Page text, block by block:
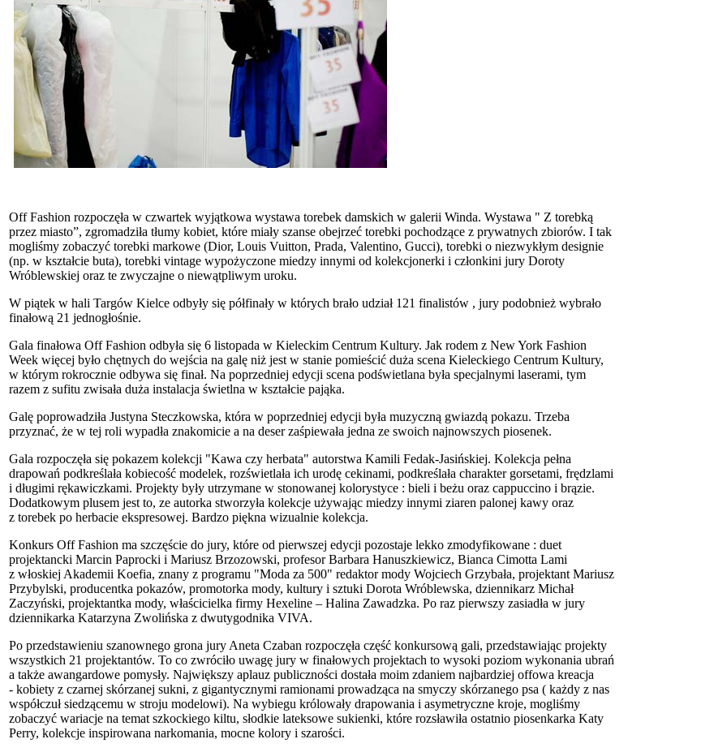
Off Fashion rozpoczęła w czwartek wyjątkowa wystawa torebek damskich w galerii Winda. Wystawa " Z torebką
przez miasto”, zgromadziła tłumy kobiet, które miały szanse obejrzeć torebki pochodzące z prywatnych zbiorów. I tak
mogliśmy zobaczyć torebki markowe (Dior, Louis Vuitton, Prada, Valentino, Gucci), torebki o niezwykłym designie
(np. w kształcie buta), torebki vintage wypożyczone miedzy innymi od kolekcjonerki i członkini jury Doroty
Wróblewskiej oraz te zwyczajne o niewątpliwym uroku.
W piątek w hali Targów Kielce odbyły się półfinały w których brało udział 121 finalistów , jury podobnież wybrało
finałową 21 jednogłośnie.
Gala finałowa Off Fashion odbyła się 6 listopada w Kieleckim Centrum Kultury. Jak rodem z New York Fashion
Week więcej było chętnych do wejścia na galę niż jest w stanie pomieścić duża scena Kieleckiego Centrum Kultury,
w którym rokrocznie odbywa się finał. Na poprzedniej edycji scena podświetlana była specjalnymi laserami, tym
razem z sufitu zwisała duża instalacja świetlna w kształcie pająka.
Galę poprowadziła Justyna Steczkowska, która w poprzedniej edycji była muzyczną gwiazdą pokazu. Trzeba
przyznać, że w tej roli wypadła znakomicie a na deser zaśpiewała jedna ze swoich najnowszych piosenek.
Gala rozpoczęła się pokazem kolekcji "Kawa czy herbata" autorstwa Kamili Fedak-Jasińskiej. Kolekcja pełna
drapowań podkreślała kobiecość modelek, rozświetlała ich urodę cekinami, podkreślała charakter gorsetami, frędzlami
i długimi rękawiczkami. Projekty były utrzymane w stonowanej kolorystyce : bieli i beżu oraz cappuccino i brązie.
Dodatkowym plusem jest to, ze autorka stworzyła kolekcje używając miedzy innymi ziaren palonej kawy oraz
z torebek po herbacie ekspresowej. Bardzo piękna wizualnie kolekcja.
Konkurs Off Fashion ma szczęście do jury, które od pierwszej edycji pozostaje lekko zmodyfikowane : duet
projektancki Marcin Paprocki i Mariusz Brzozowski, profesor Barbara Hanuszkiewicz, Bianca Cimotta Lami
z włoskiej Akademii Koefia, znany z programu "Moda za 500" redaktor mody Wojciech Grzybała, projektant Mariusz
Przybylski, producentka pokazów, promotorka mody, kultury i sztuki Dorota Wróblewska, dziennikarz Michał
Zaczyński, projektantka mody, właścicielka firmy Hexeline – Halina Zawadzka. Po raz pierwszy zasiadła w jury
dziennikarka Katarzyna Zwolińska z dwutygodnika VIVA.
Po przedstawieniu szanownego grona jury Aneta Czaban rozpoczęła część konkursową gali, przedstawiając projekty
wszystkich 21 projektantów. To co zwróciło uwagę jury w finałowych projektach to wysoki poziom wykonania ubrań
a także awangardowe pomysły. Największy aplauz publiczności dostała moim zdaniem najbardziej offowa kreacja
- kobiety z czarnej skórzanej sukni, z gigantycznymi ramionami prowadząca na smyczy skórzanego psa ( każdy z nas
współczuł siedzącemu w stroju modelowi). Na wybiegu królowały drapowania i asymetryczne kroje, mogliśmy
zobaczyć wariacje na temat szkockiego kiltu, słodkie lateksowe sukienki, które rozsławiła ostatnio piosenkarka Katy
Perry, kolekcje inspirowana narkomania, mocne kolory i szarości.